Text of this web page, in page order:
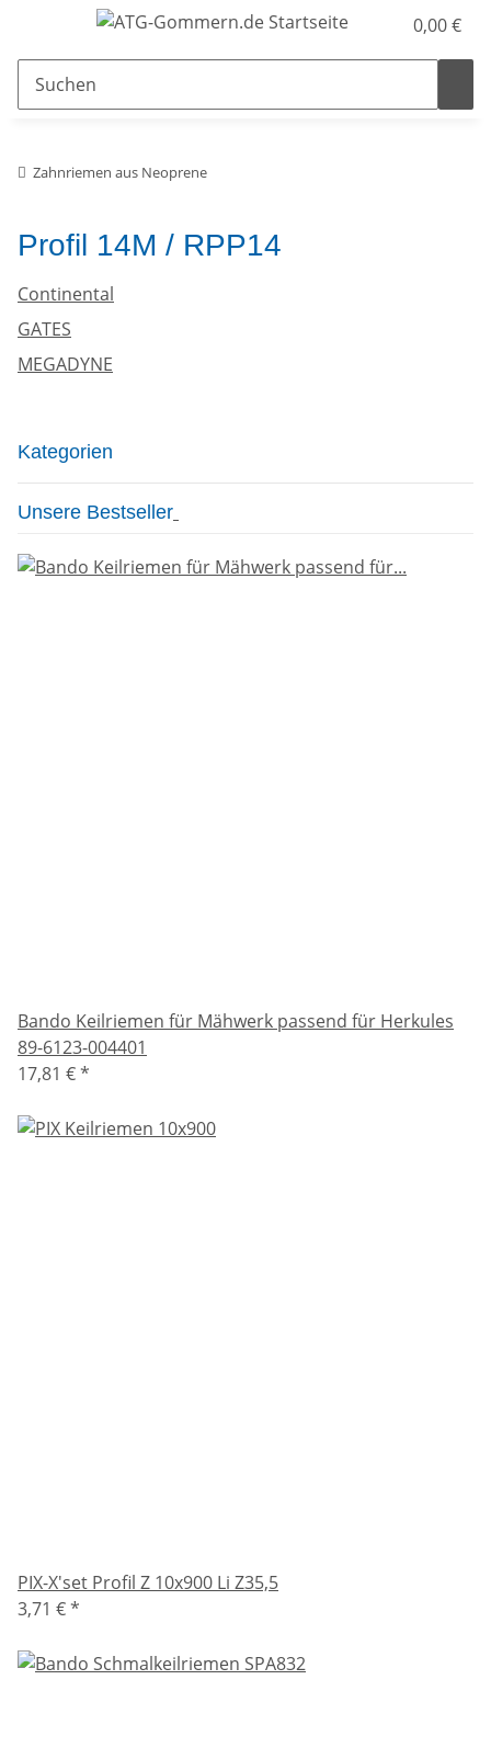
0,00 €
Zahnriemen aus Neoprene
Profil 14M / RPP14
Continental
GATES
MEGADYNE
Kategorien
Unsere Bestseller
Bando Keilriemen für Mähwerk passend für Herkules
89-6123-004401
17,81 €*
PIX-X'set Profil Z 10x900 Li Z35,5
3,71 €*